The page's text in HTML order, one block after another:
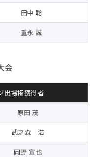
田中 聡
重永 誠
会
出場権獲得者
原田 茂
武之森 浩
岡野 宣也